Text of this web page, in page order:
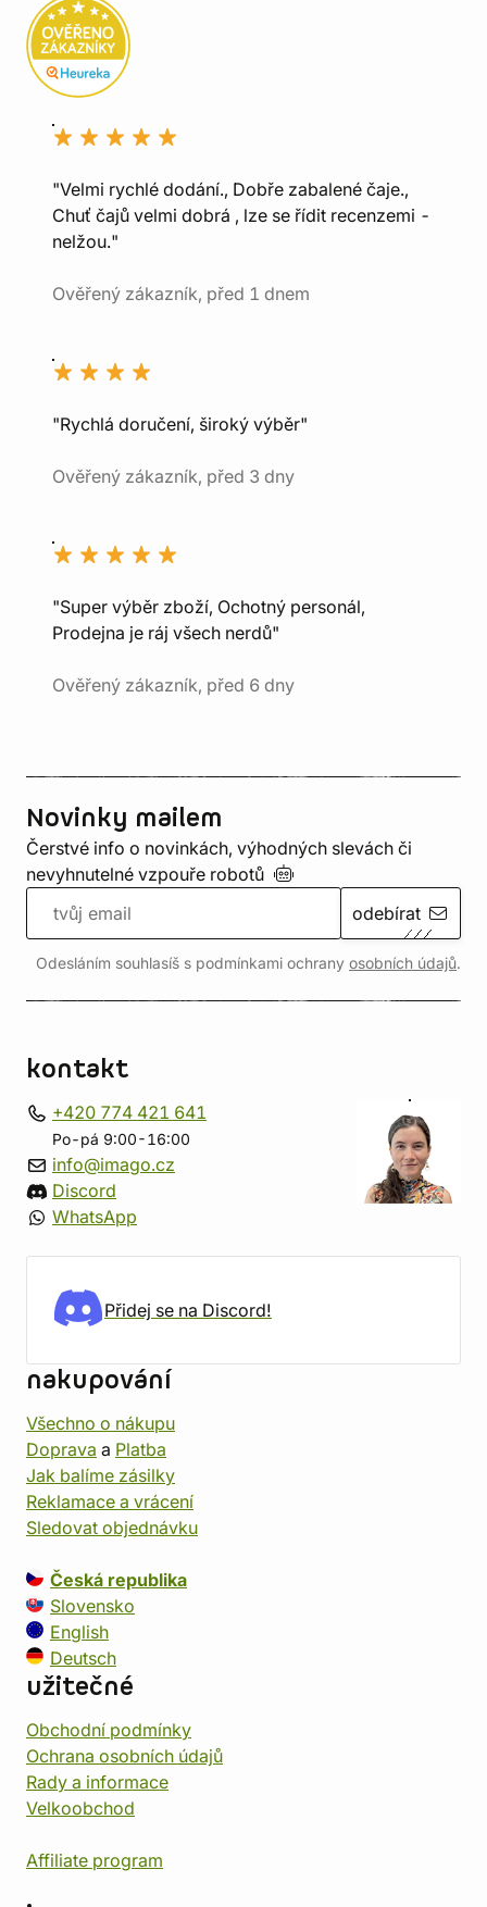
"Velmi rychlé dodání., Dobře zabalené čaje.,
Chuť čajů velmi dobrá , lze se řídit recenzemi -
nelžou."
Ověřený zákazník, před 1 dnem
"Rychlá doručení, široký výběr"
Ověřený zákazník, před 3 dny
"Super výběr zboží, Ochotný personál,
Prodejna je ráj všech nerdů"
Ověřený zákazník, před 6 dny
Novinky mailem
Čerstvé info o novinkách, výhodných slevách či
nevyhnutelné vzpouře robotů
odebírat
Odesláním souhlasíš s podmínkami ochrany osobních údajů.
kontakt
+420 774 421 641
Po-pá 9:00-16:00
info@imago.cz
Discord
WhatsApp
Přidej se na Discord!
nakupování
Všechno o nákupu
Doprava a Platba
Jak balíme zásilky
Reklamace a vrácení
Sledovat objednávku
Česká republika
Slovensko
English
Deutsch
užitečné
Obchodní podmínky
Ochrana osobních údajů
Rady a informace
Velkoobchod
Affiliate program